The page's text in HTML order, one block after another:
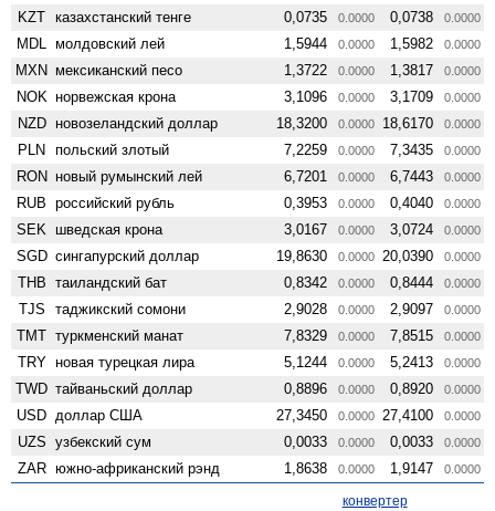
KZT казахстанский тенге 0,0735 0.0000 0,0738 0.0000
MDL молдовский лей 1,5944 0.0000 1,5982 0.0000
MXN мексиканский песо 1,3722 0.0000 1,3817 0.0000
NOK норвежская крона 3,1096 0.0000 3,1709 0.0000
NZD ново­зеландский доллар 18,3200 0.0000 18,6170 0.0000
PLN польский злотый 7,2259 0.0000 7,3435 0.0000
RON новый румынский лей 6,7201 0.0000 6,7443 0.0000
RUB российский рубль 0,3953 0.0000 0,4040 0.0000
SEK шведская крона 3,0167 0.0000 3,0724 0.0000
SGD сингапурский доллар 19,8630 0.0000 20,0390 0.0000
THB таиландский бат 0,8342 0.0000 0,8444 0.0000
TJS таджикский сомони 2,9028 0.0000 2,9097 0.0000
TMT туркменский манат 7,8329 0.0000 7,8515 0.0000
TRY новая турецкая лира 5,1244 0.0000 5,2413 0.0000
TWD тайваньский доллар 0,8896 0.0000 0,8920 0.0000
USD доллар США 27,3450 0.0000 27,4100 0.0000
UZS узбекский сум 0,0033 0.0000 0,0033 0.0000
ZAR южно-африканский рэнд 1,8638 0.0000 1,9147 0.0000
конвертер